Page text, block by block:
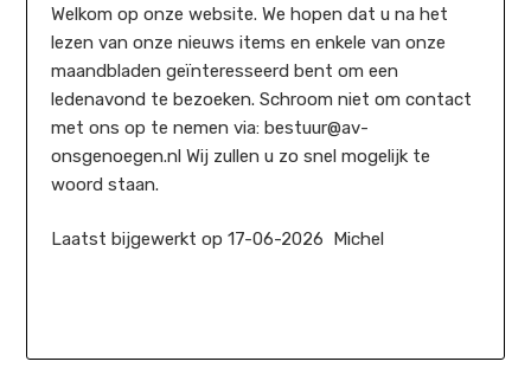
Welkom op onze website. We hopen dat u na het
lezen van onze nieuws items en enkele van onze
maandbladen geïnteresseerd bent om een
ledenavond te bezoeken. Schroom niet om contact
met ons op te nemen via: bestuur@av-
onsgenoegen.nl Wij zullen u zo snel mogelijk te
woord staan.
Laatst bijgewerkt op 17-06-2026 Michel